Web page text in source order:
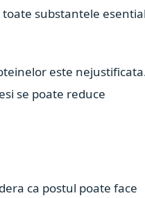
substantele
este
se poate reduce
ca postul poate face